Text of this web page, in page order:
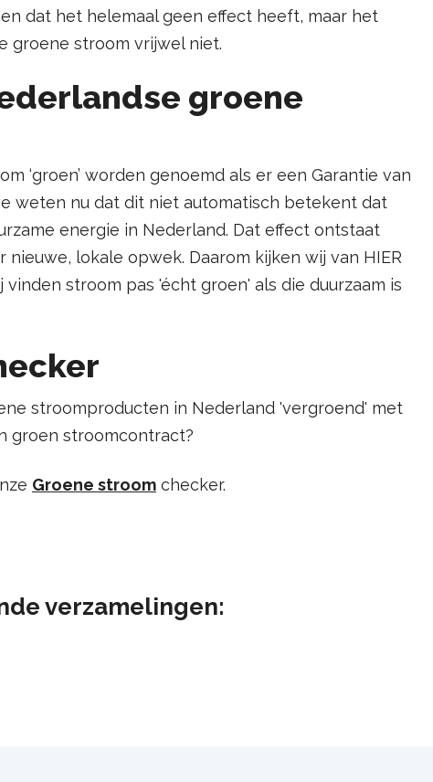
dat het helemaal geen effect heeft, maar het
groene stroom vrijwel niet.
groene
‘groen’ worden genoemd als er een Garantie van
weten nu dat dit niet automatisch betekent dat
energie in Nederland. Dat effect ontstaat
lokale opwek. Daarom kijken wij van HIER
stroom pas 'écht groen' als die duurzaam is
stroomproducten in Nederland 'vergroend' met
groen stroomcontract?
Groene stroomchecker.
verzamelingen: